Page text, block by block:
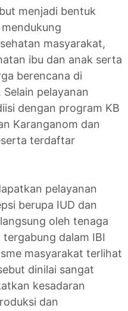
menjadi bentuk
masyarakat,
ibu dan anak serta
berencana di
pelayanan
dengan program KB
Karanganom dan
terdaftar
pelayanan
berupa IUD dan
oleh tenaga
dalam IBI
masyarakat terlihat
dinilai sangat
kesadaran
dan